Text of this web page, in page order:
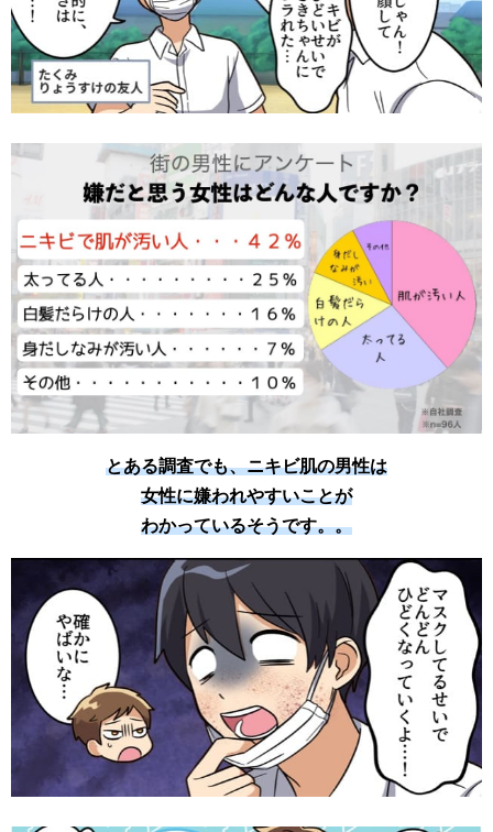
とある調査でも、ニキビ肌の男性は
女性に嫌われやすいことが
わかっているそうです。。